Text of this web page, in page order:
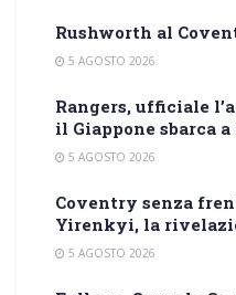
Rushworth al
5 AGOSTO 2026
Rangers, ufficiale
il Giappone sbarca
5 AGOSTO 2026
Coventry senza
Yirenkyi, la
5 AGOSTO 2026